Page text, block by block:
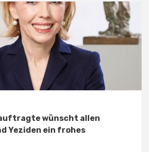
wünscht allen
Yeziden ein frohes